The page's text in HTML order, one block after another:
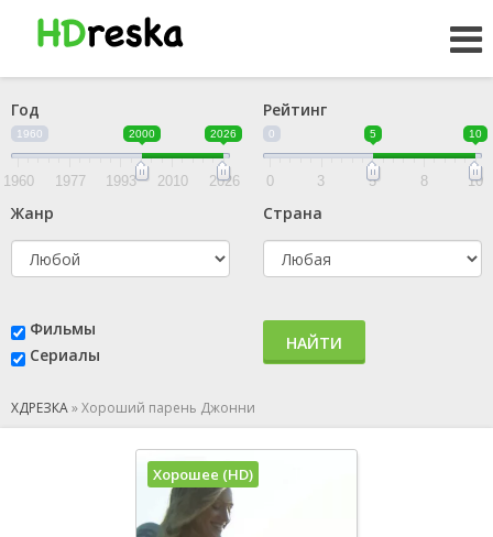
Год
1960 2000 2026
1960 1977 1993 2010 2026
Рейтинг
0 5 10
0 3 5 8 10
Жанр Страна
Фильмы
Сериалы
НАЙТИ
ХДРЕЗКА»Хороший парень Джонни
Хорошее (HD)